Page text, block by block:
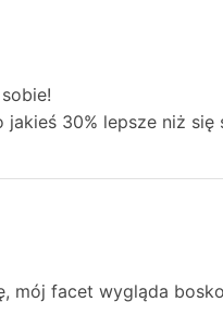
30% lepsze niż się
mój facet wygląda